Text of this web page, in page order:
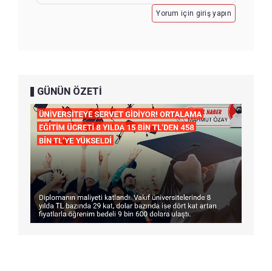
Yorum için giriş yapın
GÜNÜN ÖZETİ